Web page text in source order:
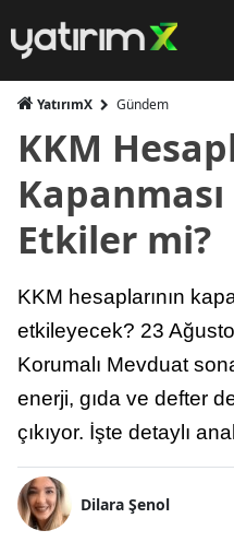
YatırımX Gündem
KKM
Kapanması
Etkiler mi?
KKM hesaplarının
etkileyecek? 23
Korumalı Mevduat
enerji, gıda ve defter
çıkıyor. İşte detaylı
Dilara Şenol